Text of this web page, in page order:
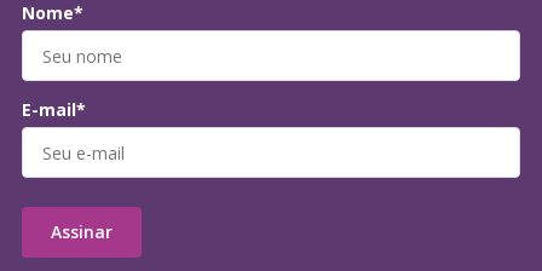
Nome*
E-mail*
Assinar